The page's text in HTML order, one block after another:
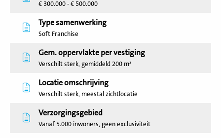
€ 300.000 - € 500.000
Type samenwerking
Soft Franchise
Gem. oppervlakte per vestiging
Verschilt sterk, gemiddeld 200 m²
Locatie omschrijving
Verschilt sterk, meestal zichtlocatie
Verzorgingsgebied
Vanaf 5.000 inwoners, geen exclusiviteit